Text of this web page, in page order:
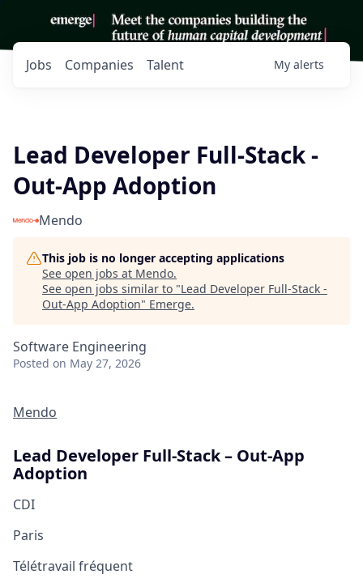
Jobs Companies Talent My alerts
Lead Developer Full-Stack -
Out-App Adoption
Mendo
This job is no longer accepting applications
See open jobs at Mendo.
See open jobs similar to "Lead Developer Full-Stack -
Out-App Adoption" Emerge.
Software Engineering
Posted on May 27, 2026
Mendo
Lead Developer Full-Stack – Out-App
Adoption
CDI
Paris
Télétravail fréquent